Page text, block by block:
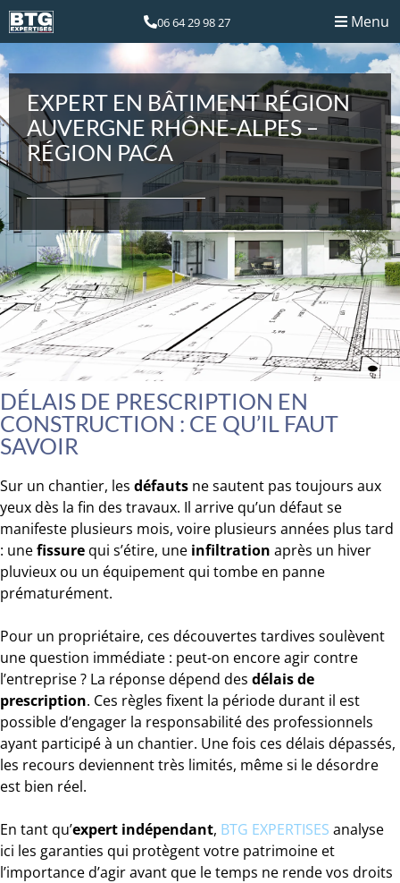
06 64 29 98 27 Menu
EXPERT EN BÂTIMENT RÉGION
AUVERGNE RHÔNE-ALPES –
RÉGION PACA
DÉLAIS DE PRESCRIPTION EN
CONSTRUCTION : CE QU’IL FAUT
SAVOIR
Sur un chantier, les défauts ne sautent pas toujours aux
yeux dès la fin des travaux. Il arrive qu’un défaut se
manifeste plusieurs mois, voire plusieurs années plus tard
: unefissure qui s’étire, une infiltration après un hiver
pluvieux ou un équipement qui tombe en panne
prématurément.
Pour un propriétaire, ces découvertes tardives soulèvent
une question immédiate : peut-on encore agir contre
l’entreprise ? La réponse dépend des délais de
prescription. Ces règles fixent la période durant il est
possible d’engager la responsabilité des professionnels
ayant participé à un chantier. Une fois ces délais dépassés,
les recours deviennent très limités, même si le désordre
est bien réel.
En tant qu’expert indépendant, BTG EXPERTISES analyse
ici les garanties qui protègent votre patrimoine et
l’importance d’agir avant que le temps ne rende vos droits